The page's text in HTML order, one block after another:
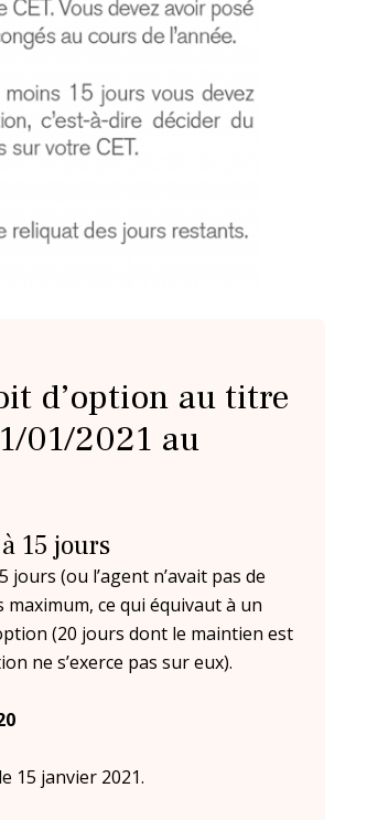
d’option au titre
01/2021 au
15 jours
(ou l’agent n’avait pas de
ce qui équivaut à un
(20 jours dont le maintien est
ne s’exerce pas sur eux).
15 janvier 2021.